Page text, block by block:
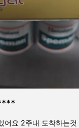
어요 2주내 도착하는것